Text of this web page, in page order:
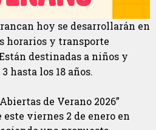
hoy se desarrollarán en
horarios y transporte
destinadas a niños y
hasta los 18 años.
de Verano 2026”
viernes 2 de enero en